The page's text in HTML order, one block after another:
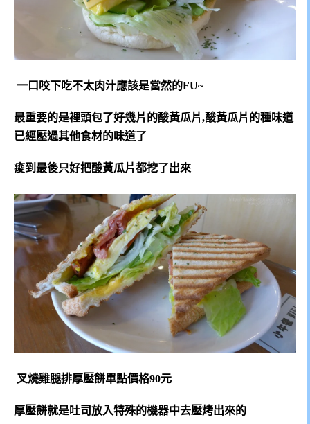
一口咬下吃不太肉汁應該是當然的FU~
最重要的是裡頭包了好幾片的酸黃瓜片,酸黃瓜片的種味道
已經壓過其他食材的味道了
痠到最後只好把酸黃瓜片都挖了出來
叉燒雞腿排厚壓餅單點價格90元
厚壓餅就是吐司放入特殊的機器中去壓烤出來的